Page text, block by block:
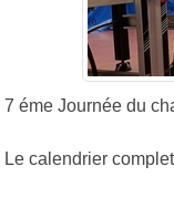
7 éme Journée du
Le calendrier